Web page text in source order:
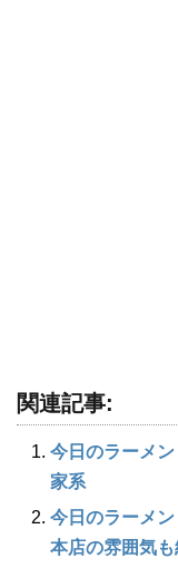
関連記事:
今日のラーメ
家系
今日のラーメ
本店の雰囲気も